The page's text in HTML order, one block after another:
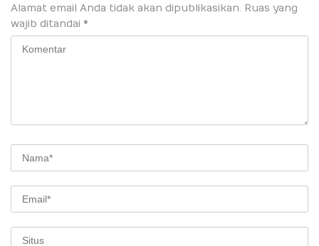
Alamat email Anda tidak akan dipublikasikan. Ruas yang
wajib ditandai *